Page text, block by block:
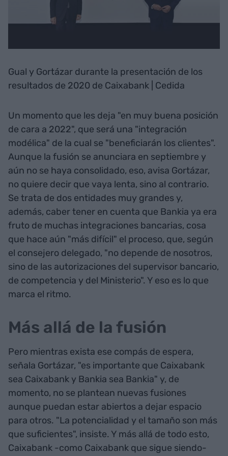
Gual y Gortázar durante la presentación de los
resultados de 2020 de Caixabank | Cedida
Un momento que les deja "en muy buena posición
de cara a 2022", que será una "integración
modélica" de la cual se "beneficiarán los clientes".
Aunque la fusión se anunciara en septiembre y
aún no se haya consolidado, eso, avisa Gortázar,
no quiere decir que vaya lenta, sino al contrario.
Se trata de dos entidades muy grandes y,
además, caber tener en cuenta que Bankia ya era
fruto de muchas integraciones bancarias, cosa
que hace aún "más difícil" el proceso, que, según
el consejero delegado, "no depende de nosotros,
sino de las autorizaciones del supervisor bancario,
de competencia y del Ministerio". Y eso es lo que
marca el ritmo.
Más allá de la fusión
Pero mientras exista ese compás de espera,
señala Gortázar, "es importante que Caixabank
sea Caixabank y Bankia sea Bankia" y, de
momento, no se plantean nuevas fusiones
aunque puedan estar abiertos a dejar espacio
para otros. "La potencialidad y el tamaño son más
que suficientes", insiste. Y más allá de todo esto,
Caixabank -como Caixabank que sigue siendo-